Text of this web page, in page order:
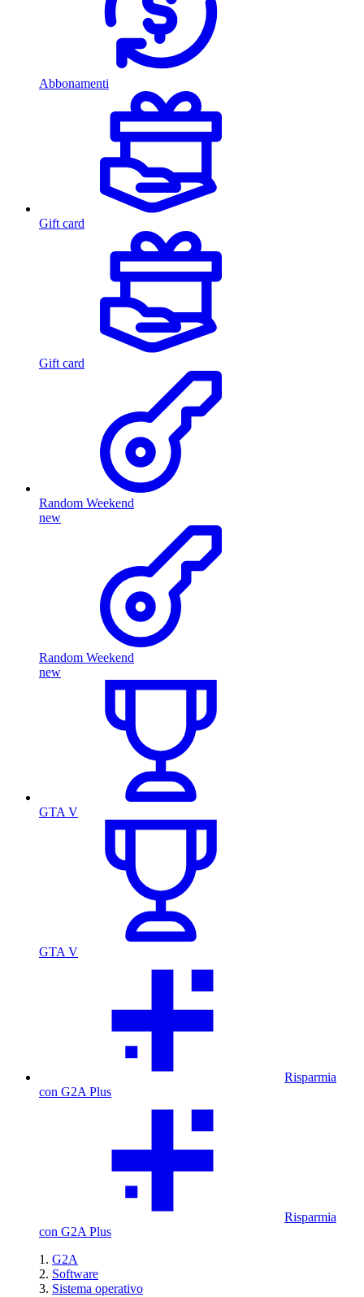
Abbonamenti
Gift card
Gift card
Random Weekend
new
Random Weekend
new
GTA V
GTA V
Risparmia
con G2A Plus
Risparmia
con G2A Plus
G2A
Software
Sistema operativo